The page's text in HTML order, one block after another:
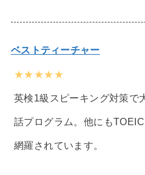
ベストティーチャー
★★★★★
英検1級スピーキング対策で
話プログラム。他にも
網羅されています。